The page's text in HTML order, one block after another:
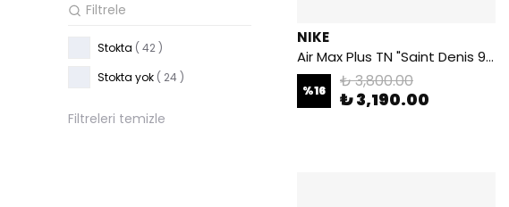
Stokta ( 42 )
Stokta yok ( 24 )
Filtreleri temizle
NIKE
Air Max Plus TN "Saint Denis 93"
%16 ₺ 3,800.00
₺ 3,190.00